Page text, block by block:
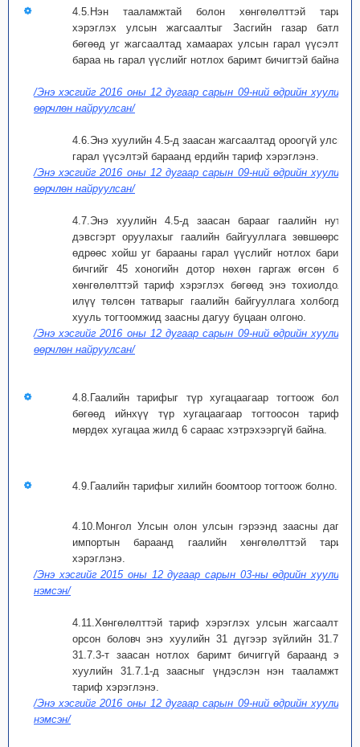
4.5.Нэн тааламжтай болон хөнгөлөлттэй тариф
хэрэглэх улсын жагсаалтыг Засгийн газар батлах
бөгөөд уг жагсаалтад хамаарах улсын гарал үүсэлтэй
бараа нь гарал үүслийг нотлох баримт бичигтэй байна.
/Энэ хэсгийг 2016 оны 12 дугаар сарын 09-ний өдрийн хуулиар
өөрчлөн найруулсан/
4.6.Энэ хуулийн 4.5-д заасан жагсаалтад ороогүй улсын
гарал үүсэлтэй бараанд ердийн тариф хэрэглэнэ.
/Энэ хэсгийг 2016 оны 12 дугаар сарын 09-ний өдрийн хуулиар
өөрчлөн найруулсан/
4.7.Энэ хуулийн 4.5-д заасан барааг гаалийн нутаг
дэвсгэрт оруулахыг гаалийн байгууллага зөвшөөрсөн
өдрөөс хойш уг барааны гарал үүслийг нотлох баримт
бичгийг 45 хоногийн дотор нөхөн гаргаж өгсөн бол
хөнгөлөлттэй тариф хэрэглэх бөгөөд энэ тохиолдолд
илүү төлсөн татварыг гаалийн байгууллага холбогдох
хууль тогтоомжид заасны дагуу буцаан олгоно.
/Энэ хэсгийг 2016 оны 12 дугаар сарын 09-ний өдрийн хуулиар
өөрчлөн найруулсан/
4.8.Гаалийн тарифыг түр хугацаагаар тогтоож болох
бөгөөд ийнхүү түр хугацаагаар тогтоосон тарифыг
мөрдөх хугацаа жилд 6 сараас хэтрэхээргүй байна.
4.9.Гаалийн тарифыг хилийн боомтоор тогтоож болно.
4.10.Монгол Улсын олон улсын гэрээнд заасны дагуу
импортын бараанд гаалийн хөнгөлөлттэй тариф
хэрэглэнэ.
/Энэ хэсгийг 2015 оны 12 дугаар сарын 03-ны өдрийн хуулиар
нэмсэн/
4.11.Хөнгөлөлттэй тариф хэрэглэх улсын жагсаалтад
орсон боловч энэ хуулийн 31 дүгээр зүйлийн 31.7.2,
31.7.3-т заасан нотлох баримт бичиггүй бараанд энэ
хуулийн 31.7.1-д заасныг үндэслэн нэн тааламжтай
тариф хэрэглэнэ.
/Энэ хэсгийг 2016 оны 12 дугаар сарын 09-ний өдрийн хуулиар
нэмсэн/